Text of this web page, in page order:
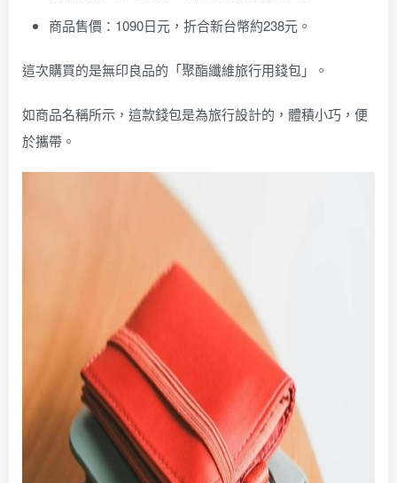
商品售價：1090日元，折合新台幣約238元。
這次購買的是無印良品的「聚酯纖維旅行用錢包」。
如商品名稱所示，這款錢包是為旅行設計的，體積小巧，便
於攜帶。